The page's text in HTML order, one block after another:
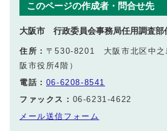
このページの作成者・問合せ先
大阪市 行政委員会事務局任用調査部
住所： 〒530-8201 大阪市北区中之
阪市役所4階）
電話： 06-6208-8541
ファックス： 06-6231-4622
メール送信フォーム